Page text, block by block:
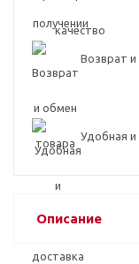
Возврат
Удобная
Описание